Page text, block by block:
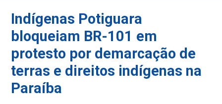
Indígenas Potiguara
bloqueiam BR-101 em
protesto por demarcação de
terras e direitos indígenas na
Paraíba